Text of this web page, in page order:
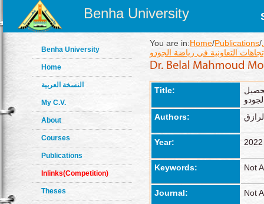
Benha University
Benha University
Home
النسخة العربية
My C.V.
About
Courses
Publications
Inlinks(Competition)
Theses
You are in:Home/Publications/
التعاونية في رياضة الجودو
Title:
Authors:
Year: 2022
Keywords: Not
Journal: Not